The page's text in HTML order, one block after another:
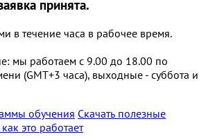
принята.
в течение часа в рабочее время.
мы работаем с 9.00 до 18.00 по
(GMT+3 часа), выходные - суббота и
обучения Скачать полезные
как это работает